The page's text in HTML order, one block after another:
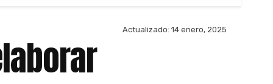
Actualizado: 14 enero, 2025